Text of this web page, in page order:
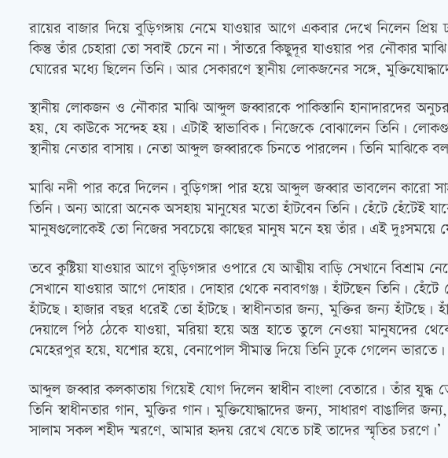
রায়ের বাজার দিয়ে বুড়িগঙ্গায় নেমে যাওয়ার আগে একবার দেখে নিলেন
কিন্তু তাঁর চেহারা তো সবাই চেনে না। সাঁতরে কিছুদূর যাওয়ার পর নৌকার
ঘোরের মধ্যে ছিলেন তিনি। আর সেকারণে স্থানীয় লোকজনের সঙ্গে,
স্থানীয় লোকজন ও নৌকার মাঝি আব্দুল জব্বারকে পাকিস্তানি হানাদারদের
হয়, যে কাউকে সন্দেহ হয়। এটাই স্বাভাবিক। নিজেকে বোঝালেন তিনি।
স্থানীয় নেতার বাসায়। নেতা আব্দুল জব্বারকে চিনতে পারলেন। তিনি
মাঝি নদী পার করে দিলেন। বুড়িগঙ্গা পার হয়ে আব্দুল জব্বার ভাবলেন কারো
তিনি। অন্য আরো অনেক অসহায় মানুষের মতো হাঁটবেন তিনি। হেঁটে হেঁটেই
মানুষগুলোকেই তো নিজের সবচেয়ে কাছের মানুষ মনে হয় তাঁর। এই দুঃসময়ে
তবে কুষ্টিয়া যাওয়ার আগে বুড়িগঙ্গার ওপারে যে আত্মীয় বাড়ি সেখানে
সেখানে যাওয়ার আগে দোহার। দোহার থেকে নবাবগঞ্জ। হাঁটছেন তিনি।
হাঁটছে। হাজার বছর ধরেই তো হাঁটছে। স্বাধীনতার জন্য, মুক্তির জন্য
দেয়ালে পিঠ ঠেকে যাওয়া, মরিয়া হয়ে অস্ত্র হাতে তুলে নেওয়া মানুষদের
মেহেরপুর হয়ে, যশোর হয়ে, বেনাপোল সীমান্ত দিয়ে তিনি ঢুকে গেলেন ভারতে।
আব্দুল জব্বার কলকাতায় গিয়েই যোগ দিলেন স্বাধীন বাংলা বেতারে। তাঁর যুদ্ধ
তিনি স্বাধীনতার গান, মুক্তির গান। মুক্তিযোদ্ধাদের জন্য, সাধারণ বাঙালির
সালাম সকল শহীদ স্মরণে, আমার হৃদয় রেখে যেতে চাই তাদের স্মৃতির চরণে।’